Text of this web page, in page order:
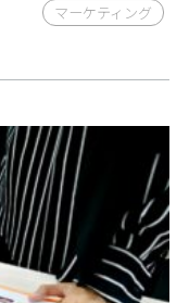
マーケティング